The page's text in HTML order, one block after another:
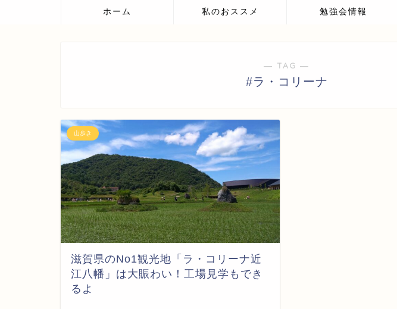
ホーム 私のおススメ 勉強会情報
― TAG ―
#ラ・コリーナ
山歩き
滋賀県のNo1観光地「ラ・コリーナ近
江八幡」は大賑わい！工場見学もでき
るよ